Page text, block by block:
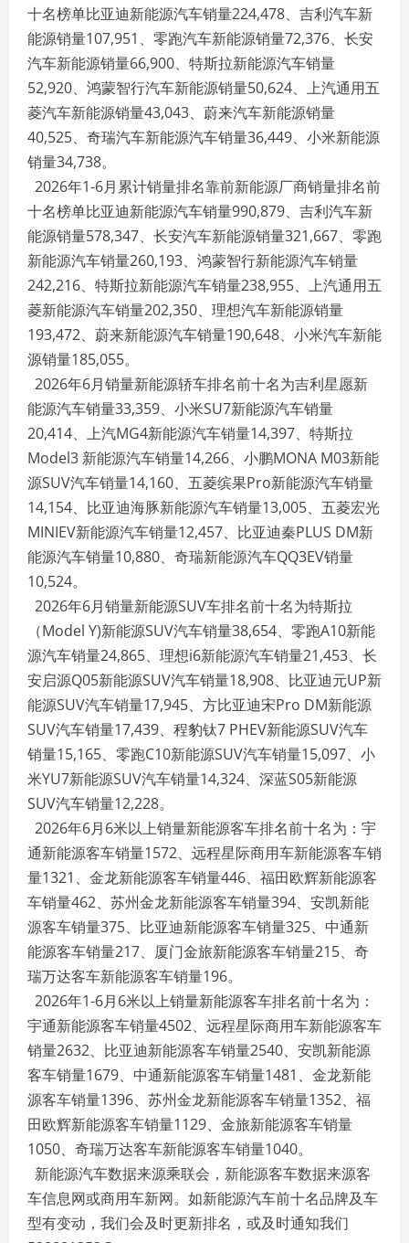
十名榜单比亚迪新能源汽车销量224,478、吉利汽车新
能源销量107,951、零跑汽车新能源销量72,376、长安
汽车新能源销量66,900、特斯拉新能源汽车销量
52,920、鸿蒙智行汽车新能源销量50,624、上汽通用五
菱汽车新能源销量43,043、蔚来汽车新能源销量
40,525、奇瑞汽车新能源汽车销量36,449、小米新能源
销量34,738。
2026年1-6月累计销量排名靠前新能源厂商销量排名前
十名榜单比亚迪新能源汽车销量990,879、吉利汽车新
能源销量578,347、长安汽车新能源销量321,667、零跑
新能源汽车销量260,193、鸿蒙智行新能源汽车销量
242,216、特斯拉新能源汽车销量238,955、上汽通用五
菱新能源汽车销量202,350、理想汽车新能源销量
193,472、蔚来新能源汽车销量190,648、小米汽车新能
源销量185,055。
2026年6月销量新能源轿车排名前十名为吉利星愿新
能源汽车销量33,359、小米SU7新能源汽车销量
20,414、上汽MG4新能源汽车销量14,397、特斯拉
Model3 新能源汽车销量14,266、小鹏MONA M03新能
源SUV汽车销量14,160、五菱缤果Pro新能源汽车销量
14,154、比亚迪海豚新能源汽车销量13,005、五菱宏光
MINIEV新能源汽车销量12,457、比亚迪秦PLUS DM新
能源汽车销量10,880、奇瑞新能源汽车QQ3EV销量
10,524。
2026年6月销量新能源SUV车排名前十名为特斯拉
（Model Y)新能源SUV汽车销量38,654、零跑A10新能
源汽车销量24,865、理想i6新能源汽车销量21,453、长
安启源Q05新能源SUV汽车销量18,908、比亚迪元UP新
能源SUV汽车销量17,945、方比亚迪宋Pro DM新能源
SUV汽车销量17,439、程豹钛7 PHEV新能源SUV汽车
销量15,165、零跑C10新能源SUV汽车销量15,097、小
米YU7新能源SUV汽车销量14,324、深蓝S05新能源
SUV汽车销量12,228。
2026年6月6米以上销量新能源客车排名前十名为：宇
通新能源客车销量1572、远程星际商用车新能源客车销
量1321、金龙新能源客车销量446、福田欧辉新能源客
车销量462、苏州金龙新能源客车销量394、安凯新能
源客车销量375、比亚迪新能源客车销量325、中通新
能源客车销量217、厦门金旅新能源客车销量215、奇
瑞万达客车新能源客车销量196。
2026年1-6月6米以上销量新能源客车排名前十名为：
宇通新能源客车销量4502、远程星际商用车新能源客车
销量2632、比亚迪新能源客车销量2540、安凯新能源
客车销量1679、中通新能源客车销量1481、金龙新能
源客车销量1396、苏州金龙新能源客车销量1352、福
田欧辉新能源客车销量1129、金旅新能源客车销量
1050、奇瑞万达客车新能源客车销量1040。
新能源汽车数据来源乘联会，新能源客车数据来源客
车信息网或商用车新网。如新能源汽车前十名品牌及车
型有变动，我们会及时更新排名，或及时通知我们